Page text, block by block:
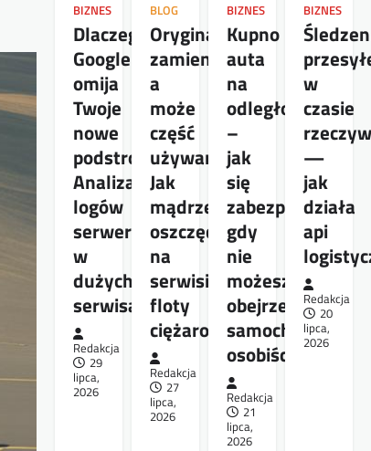
BIZNES
Dlaczego
Google
omija
Twoje
nowe
podstrony?
Analiza
logów
serwera
w
dużych
serwisach
Redakcja
29
lipca,
2026
BLOG
Oryginał,
zamiennik,
a
może
część
używana?
Jak
mądrze
oszczędzać
na
serwisie
floty
ciężarowej
Redakcja
27
lipca,
2026
BIZNES
Kupno
auta
na
odległość
–
jak
się
zabezpieczyć,
gdy
nie
możesz
obejrzeć
samochodu
osobiście
Redakcja
21
lipca,
2026
BIZNES
w
czasie
—
jak
działa
api
Redakcja
20
lipca,
2026